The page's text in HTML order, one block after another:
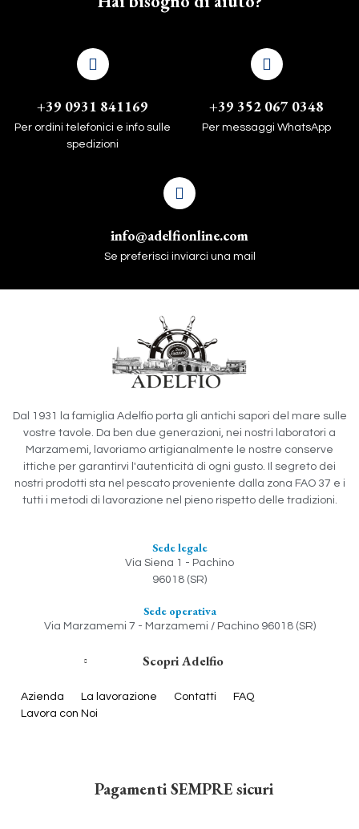
+39 0931 841169
Per ordini telefonici e info sulle
spedizioni
+39 352 067 0348
Per messaggi WhatsApp
info@adelfionline.com
Se preferisci inviarci una mail
Dal 1931 la famiglia Adelfio porta gli antichi sapori del mare sulle
vostre tavole. Da ben due generazioni, nei nostri laboratori a
Marzamemi, lavoriamo artigianalmente le nostre conserve
ittiche per garantirvi l'autenticità di ogni gusto. Il segreto dei
nostri prodotti sta nel pescato proveniente dalla zona FAO 37 e i
tutti i metodi di lavorazione nel pieno rispetto delle tradizioni.
Sede legale
Via Siena 1 - Pachino
96018 (SR)
Sede operativa
Via Marzamemi 7 - Marzamemi / Pachino 96018 (SR)
Scopri Adelfio
Azienda La lavorazione Contatti
FAQ
Lavora con Noi
Pagamenti SEMPRE sicuri